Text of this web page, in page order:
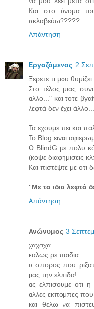
Και στο όνομα
σκλαβεύω?????
Απάντηση
Εργαζόμενος 2
Ξερετε τι μου
Στο τέλος μιας
αλλο..." και τοτε
λεφτά δεν έχει
Τα εχουμε πει και
Το Blog ειναι
Ο BlindG με πολυ
(κοψε διαφημισεις
Και πιστέψτε με οτι
"Με τα ιδια λεφτά
Απάντηση
Ανώνυμος 3
χαχαχα
καλως ρε παιδια
ο σπορος που
μας την ελπιδα!
ας ελπισουμε οτι
αλλες εκπομπες που
και θελω να